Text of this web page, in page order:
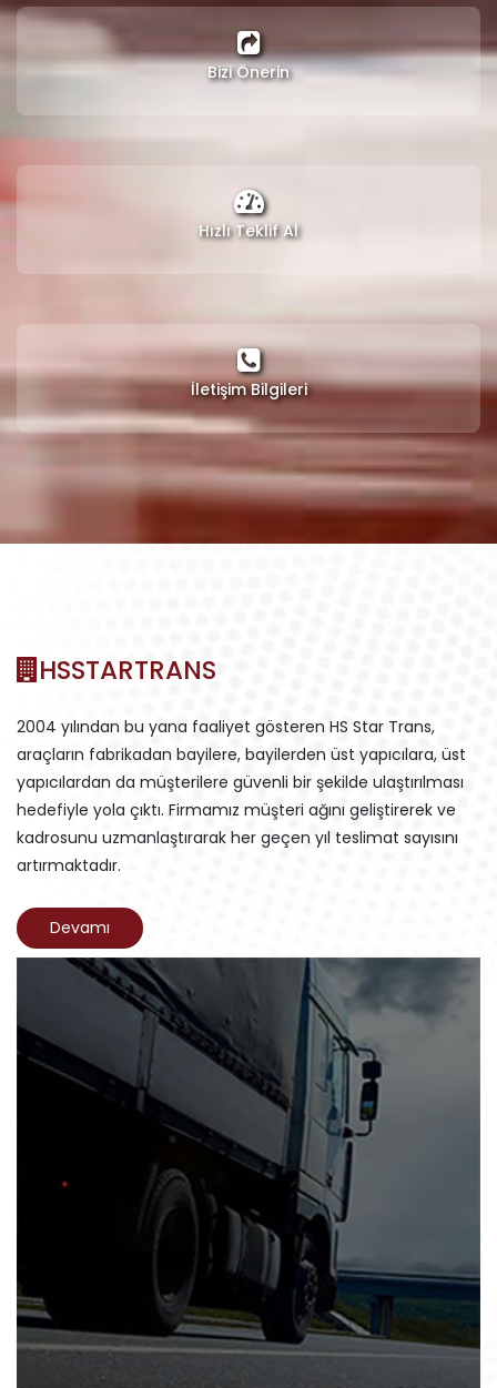
Bizi Önerin
Hızlı Teklif Al
İletişim Bilgileri
HSSTARTRANS
2004 yılından bu yana faaliyet gösteren HS Star Trans,
araçların fabrikadan bayilere, bayilerden üst yapıcılara, üst
yapıcılardan da müşterilere güvenli bir şekilde ulaştırılması
hedefiyle yola çıktı. Firmamız müşteri ağını geliştirerek ve
kadrosunu uzmanlaştırarak her geçen yıl teslimat sayısını
artırmaktadır.
Devamı